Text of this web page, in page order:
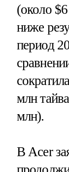
(около
ниже
период
млн
млн).
В Acer